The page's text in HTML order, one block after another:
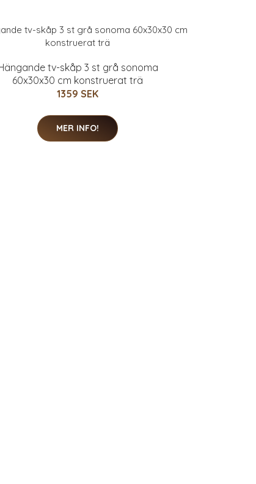
tv-skåp 3 st grå sonoma
60x30x30 cm konstruerat trä
1359 SEK
MER INFO!